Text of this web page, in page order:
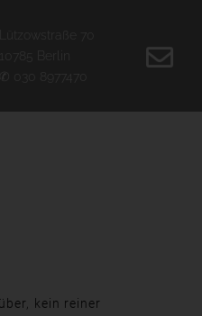
Lützowstraße 70
10785 Berlin
✆ 030 8977470
kein reiner